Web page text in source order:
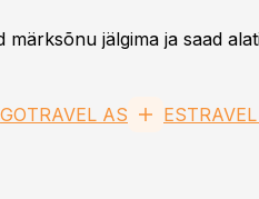
märksõnu jälgima ja saad
GOTRAVEL AS